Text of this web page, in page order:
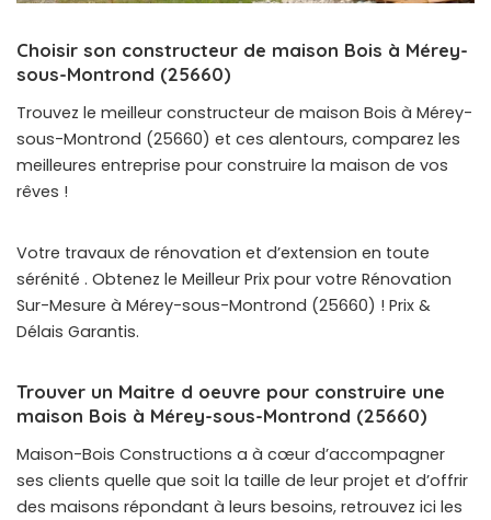
Choisir son constructeur de maison Bois à Mérey-
sous-Montrond (25660)
Trouvez le meilleur constructeur de maison Bois à Mérey-
sous-Montrond (25660) et ces alentours, comparez les
meilleures entreprise pour construire la maison de vos
rêves !
Votre travaux de rénovation et d’extension en toute
sérénité . Obtenez le Meilleur Prix pour votre Rénovation
Sur-Mesure à Mérey-sous-Montrond (25660) ! Prix &
Délais Garantis.
Trouver un Maitre d oeuvre pour construire une
maison Bois à Mérey-sous-Montrond (25660)
Maison-Bois Constructions a à cœur d’accompagner
ses clients quelle que soit la taille de leur projet et d’offrir
des maisons répondant à leurs besoins, retrouvez ici les